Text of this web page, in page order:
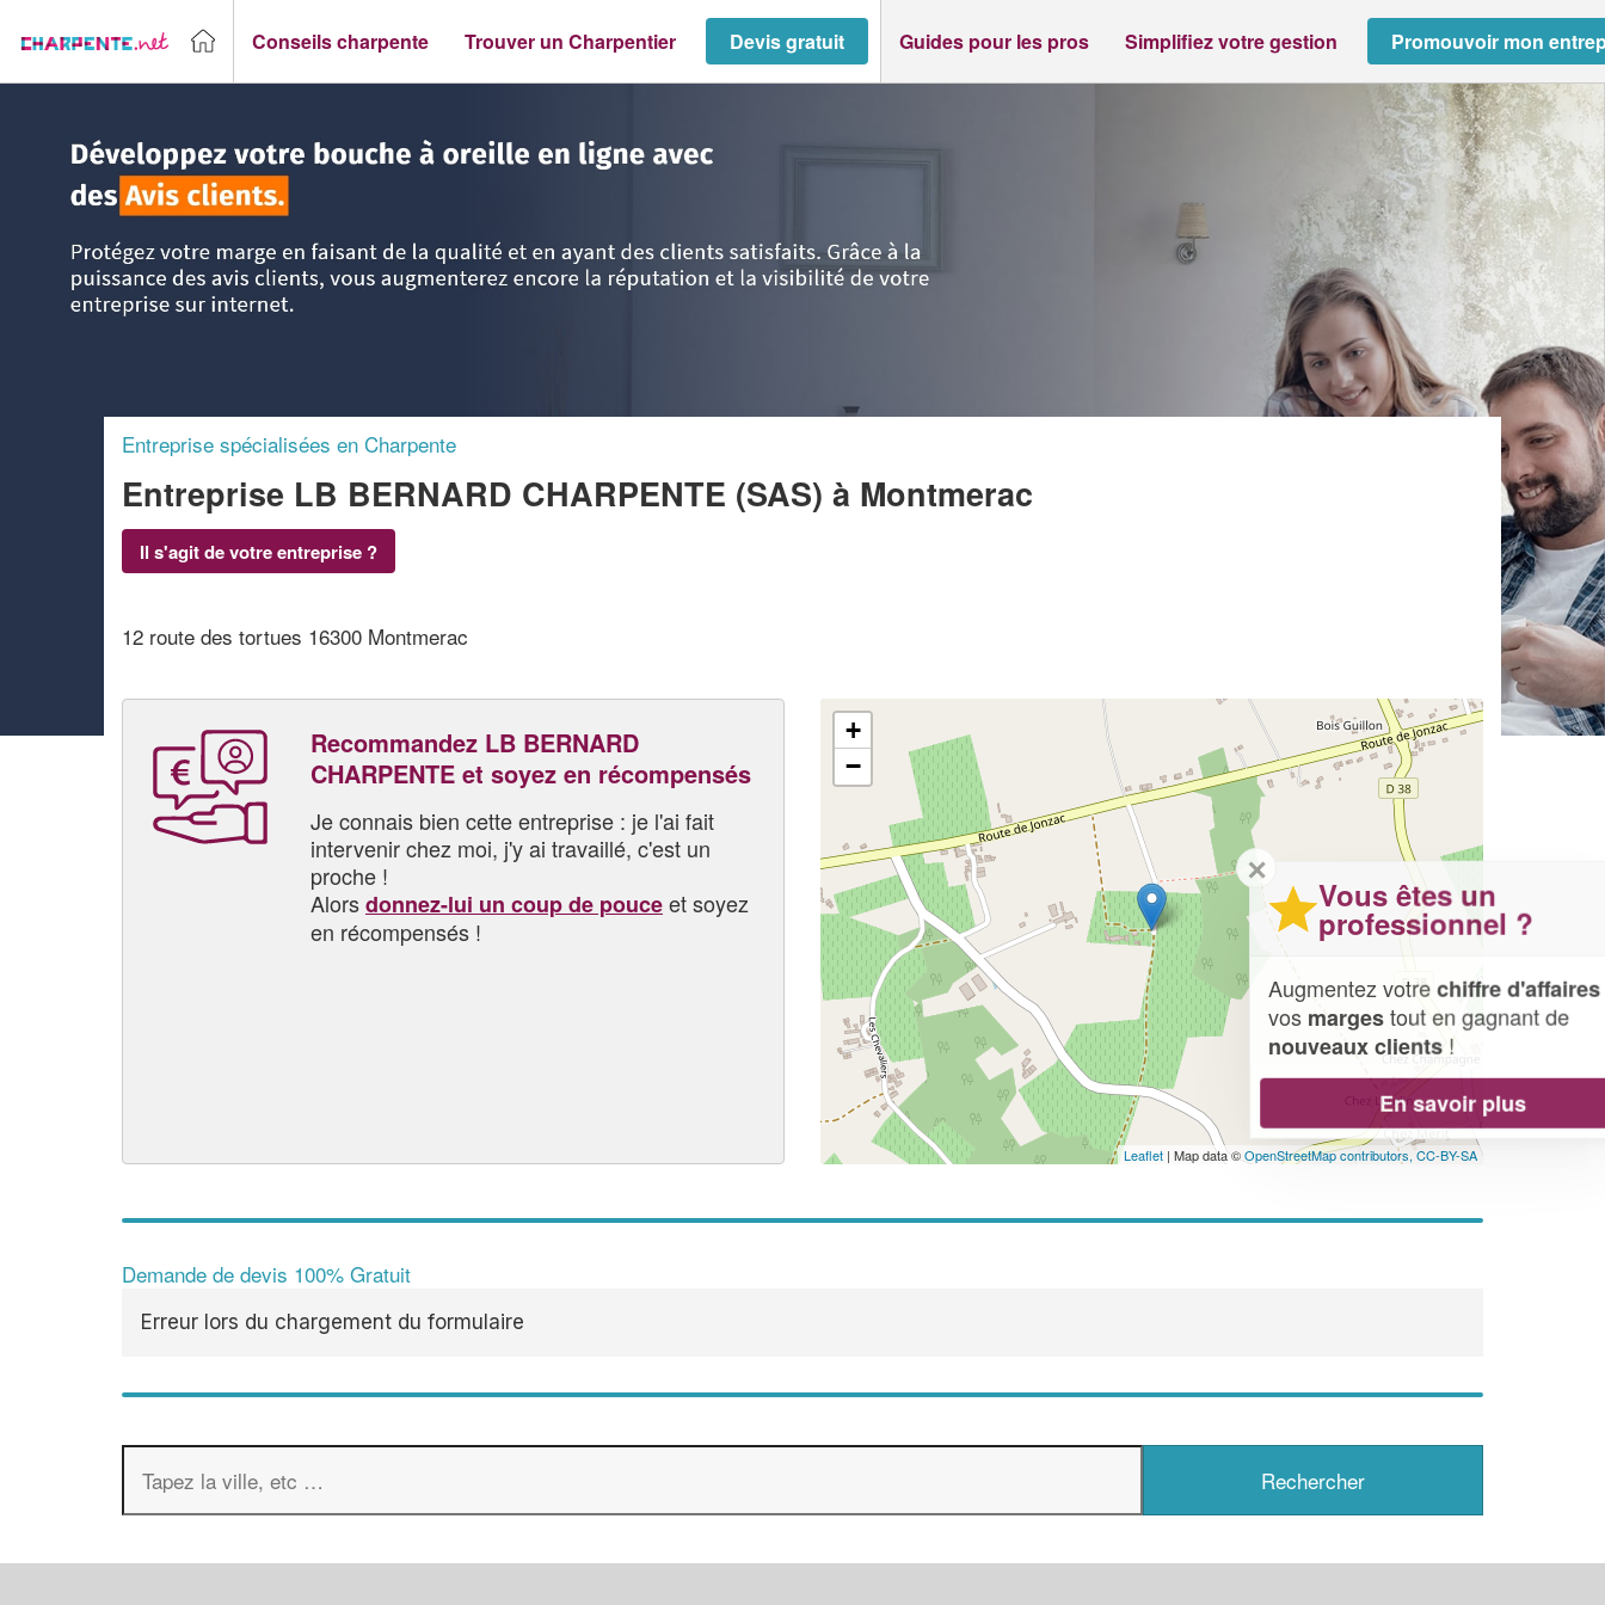
Conseils charpente Trouver un Charpentier Devis gratuit Guides pour les pros Simplifiez votre gestion Promouvoir mon
Entreprise spécialisées en Charpente
Entreprise LB BERNARD CHARPENTE (SAS) à Montmerac
Il s'agit de votre entreprise ?
12 route des tortues 16300 Montmerac
Recommandez LB BERNARD
CHARPENTE et soyez en récompensés
Je connais bien cette entreprise : je l'ai fait
intervenir chez moi, j'y ai travaillé, c'est un
proche !
Alorsdonnez-lui un coup de pouceet soyez
en récompensés !
+
−
Leaflet | Map data ©OpenStreetMap contributors,CC-BY-SA
Demande de devis 100% Gratuit
Erreur lors du chargement du formulaire
✕
Vous êtes un
professionnel ?
Augmentez votrechiffre d'affaireset
vos
margestout en gagnant de
nouveaux clients!
En savoir plus